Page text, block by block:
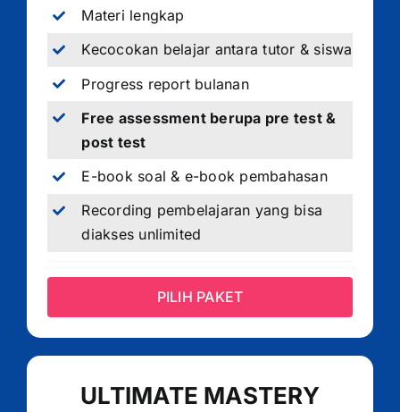
Materi lengkap
Kecocokan belajar antara tutor & siswa
Progress report bulanan
Free assessment berupa pre test &
post test
E-book soal & e-book pembahasan
Recording pembelajaran yang bisa
diakses unlimited
PILIH PAKET
ULTIMATE MASTERY